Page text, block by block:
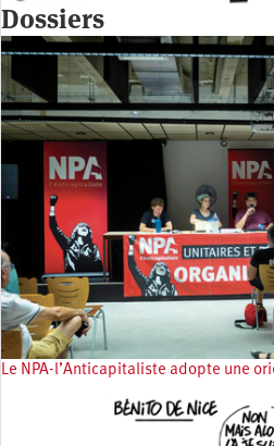
Dossiers
Le NPA-l’Anticapitaliste adopte une